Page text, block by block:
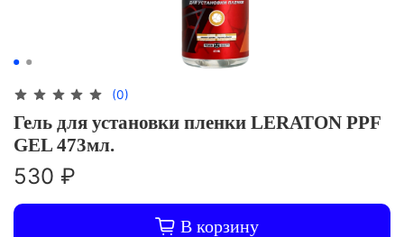
(0)
Гель для установки пленки LERATON PPF
GEL 473мл.
530 ₽
В корзину